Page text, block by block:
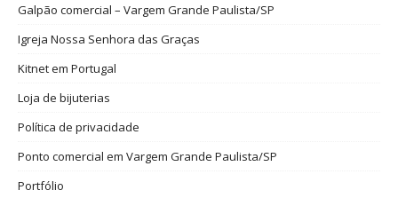
Galpão comercial – Vargem Grande Paulista/SP
Igreja Nossa Senhora das Graças
Kitnet em Portugal
Loja de bijuterias
Política de privacidade
Ponto comercial em Vargem Grande Paulista/SP
Portfólio